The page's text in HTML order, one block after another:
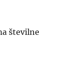
številne